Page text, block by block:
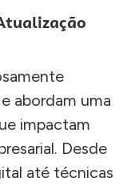
abordam uma
impactam
Desde
até técnicas